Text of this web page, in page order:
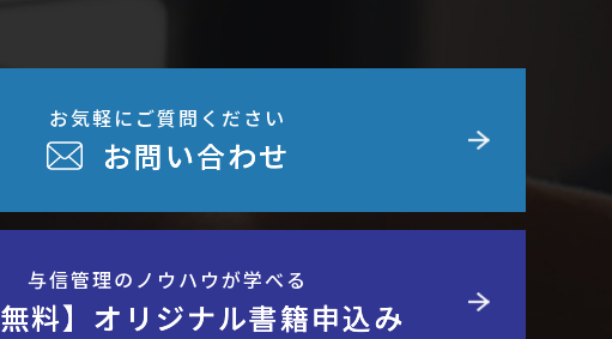
お気軽にご質問ください
お問い合わせ
与信管理のノウハウが学べる
無料】オリジナル書籍申込み